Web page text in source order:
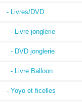
- Livres/DVD
- Livre jonglerie
- DVD jonglerie
- Livre Balloon
- Yoyo et ficelles